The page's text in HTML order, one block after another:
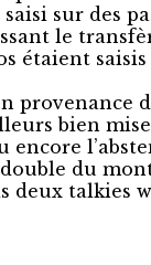
sur des
le
étaient
provenance
bien
du
deux talkies